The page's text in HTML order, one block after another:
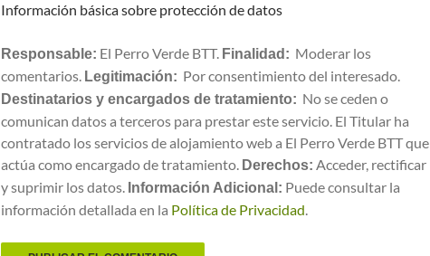
Información básica sobre protección de datos
Responsable: El Perro Verde BTT. Finalidad: Moderar los
comentarios. Legitimación: Por consentimiento del interesado.
Destinatarios y encargados de tratamiento: No se ceden o
comunican datos a terceros para prestar este servicio. El Titular ha
contratado los servicios de alojamiento web a El Perro Verde BTT que
actúa como encargado de tratamiento. Derechos: Acceder, rectificar
y suprimir los datos. Información Adicional: Puede consultar la
información detallada en la Política de Privacidad.